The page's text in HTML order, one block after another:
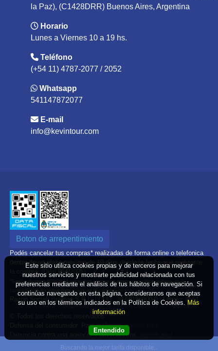
Buscando la mejor tarifa disponible...
la Paz), (C1428DRR) Buenos Aires, Argentina
Horario
Lunes a Viernes 10 a 19 hs.
Teléfono
(+54 11) 4787-2077 / 2052
Whatsapp
541147872077
E-mail
info@kevintour.com
Boton de arrepentimiento
Podés cancelar tus compras* realizadas de forma online o telefonica
dentro de un plazo máximo de 10 días desde la fecha que realizaste
la compra. (Disp.954/2025)
*Según decreto 809/2024 las tarifas aéreas se rigen por política tarifaria de la
compañía aérea informada antes de la contratación
Razón Social: Brenton S.R.L. | CUIT: 30-69156900-0 | Legajo: 9551
© Todos los derechos reservados
Defensa del consumidor. Para reclamosingrese aquí
Denuncia contra una agencia. Para reclamos
Este sitio utiliza cookies propias y de terceros para mejorar
nuestros servicios y mostrarte publicidad relacionada con tus
preferencias mediante el análisis de tus hábitos de navegación. Si
continúas navegando en esta página, consideramos que aceptas
su uso en los términos indicados en la Política de Cookies. Más
información
Entendido